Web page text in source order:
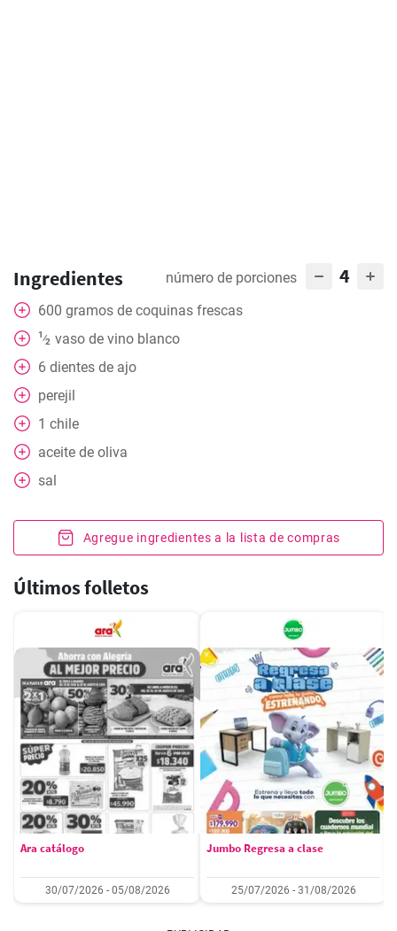
Ingredientes número de porciones 4
600 gramos de coquinas frescas
1⁄2 vaso de vino blanco
6 dientes de ajo
perejil
1 chile
aceite de oliva
sal
Agregue ingredientes a la lista de compras
Últimos folletos
Ara catálogo
30/07/2026 - 05/08/2026
Jumbo Regresa a clase
25/07/2026 - 31/08/2026